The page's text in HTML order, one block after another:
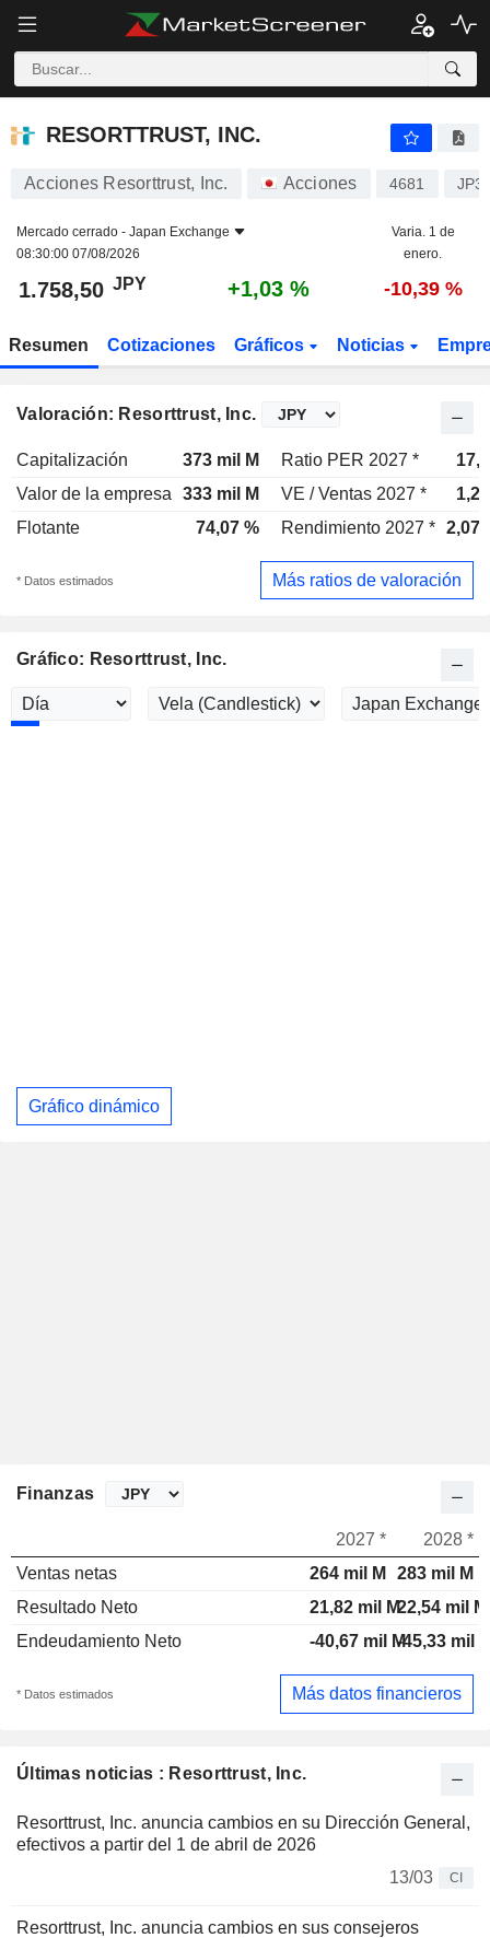
RESORTTRUST, INC.
RESORTTRUST, INC.
Acciones Resorttrust, Inc. Acciones 4681
Mercado cerrado - Japan Exchange
08:30:00 07/08/2026
Varia. 1 de
enero.
1.758,50 JPY +1,03 % -10,39 %
Resumen Cotizaciones Gráficos Noticias
Valoración: Resorttrust, Inc.
Capitalización 373 mil M Ratio PER 2027 *
Valor de la empresa
333 mil M VE / Ventas 2027 *
Flotante
74,07 % Rendimiento 2027 * 2,07
* Datos estimados Más ratios de valoración
Gráfico: Resorttrust, Inc.
Gráfico dinámico
Últimas noticias : Resorttrust, Inc.
Resorttrust, Inc. anuncia cambios en su Dirección General,
efectivos a partir del 1 de abril de 2026
13/03
CI
Resorttrust, Inc. anuncia cambios en sus consejeros
Finanzas
2027 *
2028 *
Ventas netas
264 mil M
283 mil M
Resultado Neto
21,82 mil M22,54 mil M
Endeudamiento Neto
-40,67 mil M-45,33 mil
* Datos estimados Más datos financieros